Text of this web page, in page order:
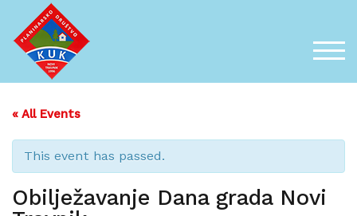
content
« All Events
This event has passed.
Obilježavanje Dana grada Novi